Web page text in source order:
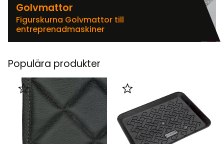
Golvmattor
Figurskurna Golvmattor till
entreprenadmaskiner
Populära produkter
Lägg till i favoriter Lägg till i favoriter